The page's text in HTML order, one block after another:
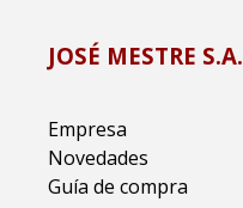
JOSÉ MESTRE S.A.
Empresa
Novedades
Guía de compra